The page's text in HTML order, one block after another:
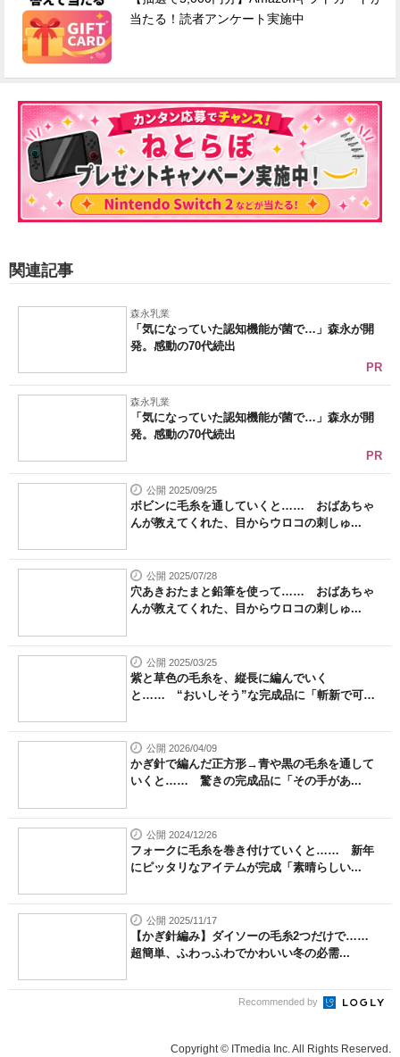
当たる！読者アンケート実施中
関連記事
森永乳業
「気になっていた認知機能が菌で…」森永が開
発。感動の70代続出
PR
森永乳業
「気になっていた認知機能が菌で…」森永が開
発。感動の70代続出
PR
公開 2025/09/25
ボビンに毛糸を通していくと…… おばあちゃ
んが教えてくれた、目からウロコの刺しゅ...
公開 2025/07/28
穴あきおたまと鉛筆を使って…… おばあちゃ
んが教えてくれた、目からウロコの刺しゅ...
公開 2025/03/25
紫と草色の毛糸を、縦長に編んでいく
と…… “おいしそう”な完成品に「斬新で可愛
公開 2026/04/09
かぎ針で編んだ正方形→青や黒の毛糸を通して
いくと…… 驚きの完成品に「その手があ...
公開 2024/12/26
フォークに毛糸を巻き付けていくと…… 新年
にピッタリなアイテムが完成「素晴らしい...
公開 2025/11/17
【かぎ針編み】ダイソーの毛糸2つだけで……
超簡単、ふわっふわでかわいい冬の必需...
Recommended by
Copyright © ITmedia Inc. All Rights Reserved.